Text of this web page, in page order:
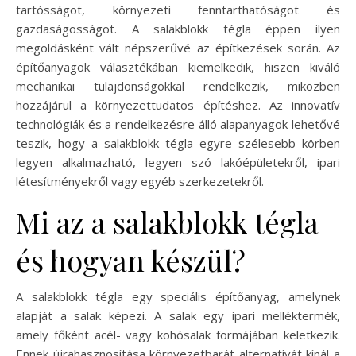
tartósságot, környezeti fenntarthatóságot és
gazdaságosságot. A salakblokk tégla éppen ilyen
megoldásként vált népszerűvé az építkezések során. Az
építőanyagok választékában kiemelkedik, hiszen kiváló
mechanikai tulajdonságokkal rendelkezik, miközben
hozzájárul a környezettudatos építéshez. Az innovatív
technológiák és a rendelkezésre álló alapanyagok lehetővé
teszik, hogy a salakblokk tégla egyre szélesebb körben
legyen alkalmazható, legyen szó lakóépületekről, ipari
létesítményekről vagy egyéb szerkezetekről.
Mi az a salakblokk tégla
és hogyan készül?
A salakblokk tégla egy speciális építőanyag, amelynek
alapját a salak képezi. A salak egy ipari melléktermék,
amely főként acél- vagy kohósalak formájában keletkezik.